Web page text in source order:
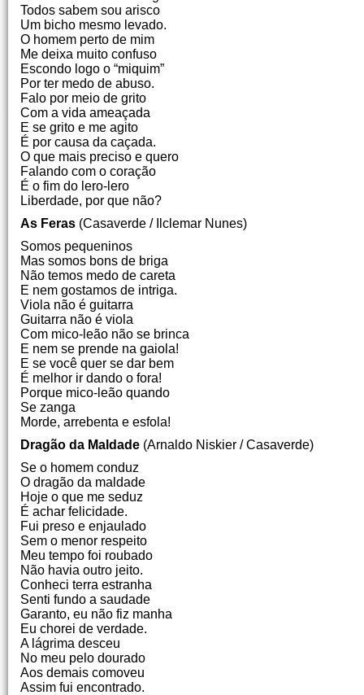
Todos sabem sou arisco
Um bicho mesmo levado.
O homem perto de mim
Me deixa muito confuso
Escondo logo o “miquim”
Por ter medo de abuso.
Falo por meio de grito
Com a vida ameaçada
E se grito e me agito
É por causa da caçada.
O que mais preciso e quero
Falando com o coração
É o fim do lero-lero
Liberdade, por que não?
As Feras (Casaverde / Ilclemar Nunes)
Somos pequeninos
Mas somos bons de briga
Não temos medo de careta
E nem gostamos de intriga.
Viola não é guitarra
Guitarra não é viola
Com mico-leão não se brinca
E nem se prende na gaiola!
E se você quer se dar bem
É melhor ir dando o fora!
Porque mico-leão quando
Se zanga
Morde, arrebenta e esfola!
Dragão da Maldade (Arnaldo Niskier / Casaverde)
Se o homem conduz
O dragão da maldade
Hoje o que me seduz
É achar felicidade.
Fui preso e enjaulado
Sem o menor respeito
Meu tempo foi roubado
Não havia outro jeito.
Conheci terra estranha
Senti fundo a saudade
Garanto, eu não fiz manha
Eu chorei de verdade.
A lágrima desceu
No meu pelo dourado
Aos demais comoveu
Assim fui encontrado.